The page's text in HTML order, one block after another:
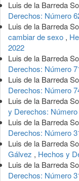
Luis de la Barreda
Derechos: Número
Luis de la Barreda
cambiar de sexo ,
2022
Luis de la Barreda
Derechos: Número
Luis de la Barreda
Derechos: Número
Luis de la Barreda
y Derechos: Número
Luis de la Barreda
Derechos: Número
Luis de la Barreda
Gálvez , Hechos y
Luis de la Barreda
Derechos: Número